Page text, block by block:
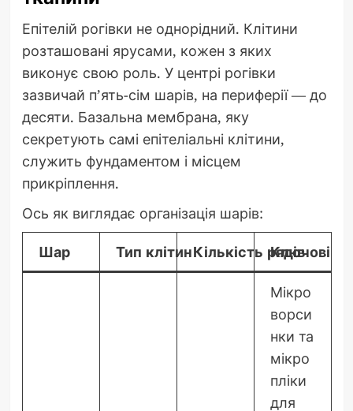
Епітелій рогівки не однорідний. Клітини
розташовані ярусами, кожен з яких
виконує свою роль. У центрі рогівки
зазвичай п’ять-сім шарів, на периферії — до
десяти. Базальна мембрана, яку
секретують самі епітеліальні клітини,
служить фундаментом і місцем
прикріплення.
Ось як виглядає організація шарів:
Шар Тип клітинКількість рядів
Ключові
Мікро
ворси
нки та
мікро
пліки
для